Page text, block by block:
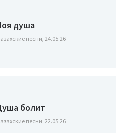
душа
песни, 24.05.26
болит
песни, 22.05.26